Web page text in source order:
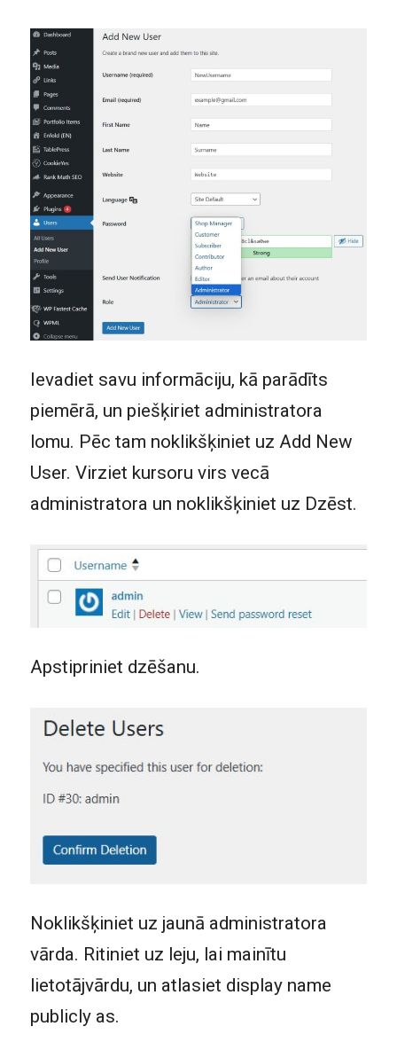
Ievadiet savu informāciju, kā parādīts
piemērā, un piešķiriet administratora
lomu. Pēc tam noklikšķiniet uz Add New
User. Virziet kursoru virs vecā
administratora un noklikšķiniet uz Dzēst.
Apstipriniet dzēšanu.
Noklikšķiniet uz jaunā administratora
vārda. Ritiniet uz leju, lai mainītu
lietotājvārdu, un atlasiet display name
publicly as.